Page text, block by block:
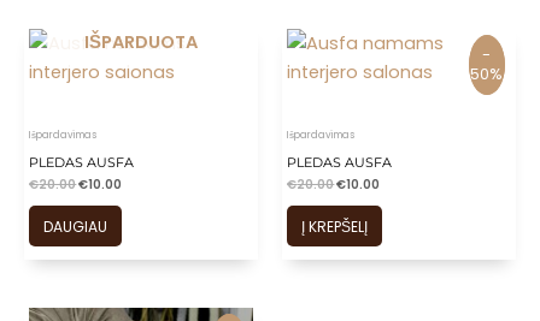
IŠPARDUOTA
Išpardavimas
PLEDAS AUSFA
€20.00€10.00
DAUGIAU
-
50%
-
50%
Išpardavimas
PLEDAS AUSFA
€20.00€10.00
Į KREPŠELĮ